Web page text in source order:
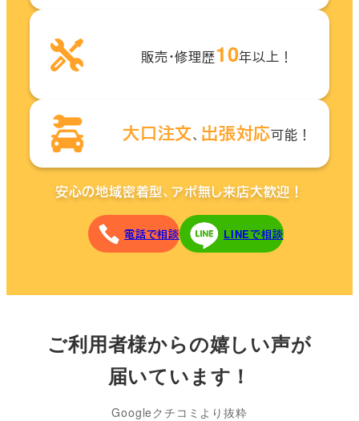
販売・修理歴10年以上！
大口注文、 出張対応可能！
安心の地域密着型、アポ無し来店大歓迎！
電話で相談 LINEで相談
ご利用者様からの嬉しい声が
届いています！
Googleクチコミより抜粋